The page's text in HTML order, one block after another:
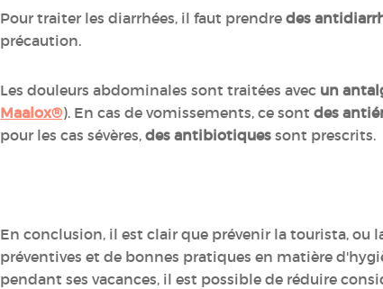
Pour traiter les diarrhées, il faut prendre des
précaution.
Les douleurs abdominales sont traitées avec un
Maalox®). En cas de vomissements, ce sont des
pour les cas sévères, des antibiotiques sont prescrits.
En conclusion, il est clair que prévenir la tourista, ou
préventives et de bonnes pratiques en matière
pendant ses vacances, il est possible de réduire